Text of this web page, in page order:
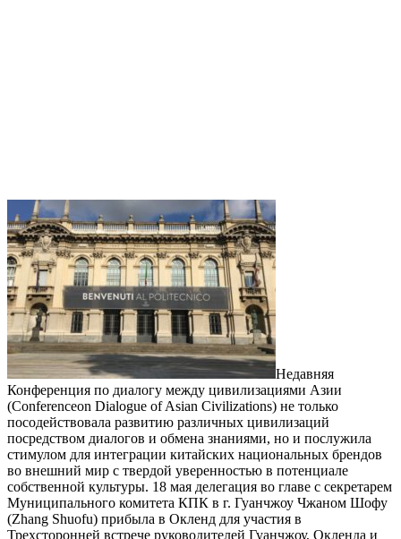
Недавняя
Конференция по диалогу между цивилизациями Азии
(Conferenceon Dialogue of Asian Civilizations) не только
посодействовала развитию различных цивилизаций
посредством диалогов и обмена знаниями, но и послужила
стимулом для интеграции китайских национальных брендов
во внешний мир с твердой уверенностью в потенциале
собственной культуры. 18 мая делегация во главе с секретарем
Муниципального комитета КПК в г. Гуанчжоу Чжаном Шофу
(Zhang Shuofu) прибыла в Окленд для участия в
Трехсторонней встрече руководителей Гуанчжоу, Окленда и